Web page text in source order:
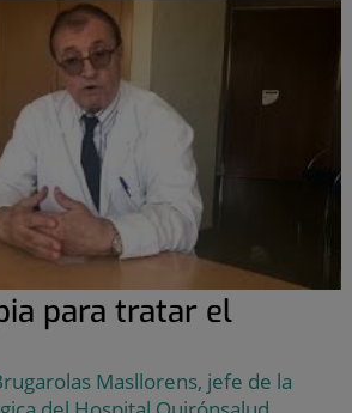
para tratar el
Masllorens, jefe de la